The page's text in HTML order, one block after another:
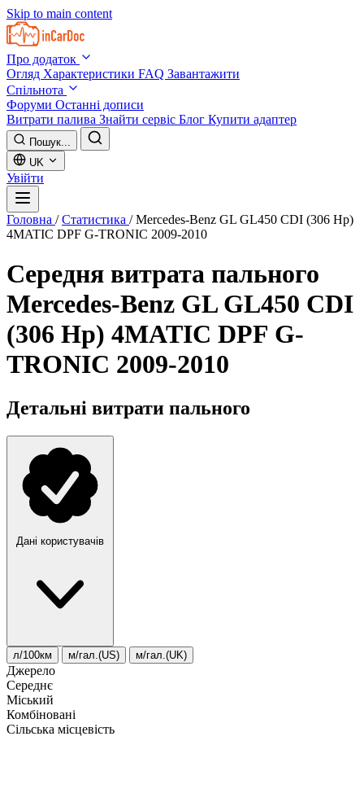
Skip to main content
Про додаток
Огляд Характеристики FAQ Завантажити
Спільнота
Форуми Останні дописи
Витрати палива Знайти сервіс Блог Купити адаптер
Пошук...
UK
Увійти
Головна / Статистика / Mercedes-Benz GL GL450 CDI (306 Hp)
4MATIC DPF G-TRONIC 2009-2010
Середня витрата пального
Mercedes-Benz GL GL450 CDI
(306 Hp) 4MATIC DPF G-
TRONIC 2009-2010
Детальні витрати пального
Дані користувачів
л/100км м/гал.(US) м/гал.(UK)
Джерело
Середнє
Міський
Комбіновані
Сільська місцевість